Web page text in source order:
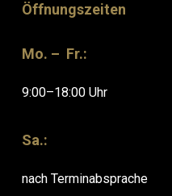
Öffnungszeiten
Mo. – Fr.:
9:00–18:00 Uhr
Sa.:
nach Terminabsprache